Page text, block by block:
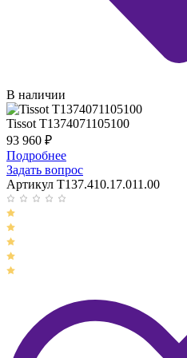
В наличии
Tissot T1374071105100
93 960 ₽
Подробнее
Задать вопрос
Артикул T137.410.17.011.00